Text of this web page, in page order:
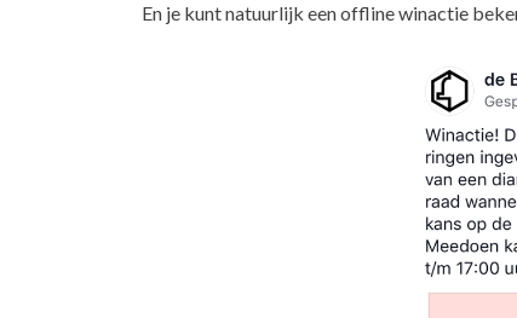
En je kunt natuurlijk een offline winactie